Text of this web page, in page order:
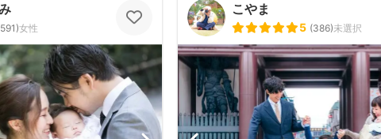
591)女性
こやま
5 (386)未選択